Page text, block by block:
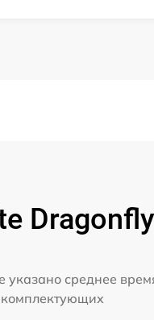
Dragonfly
указано среднее
комплектующих